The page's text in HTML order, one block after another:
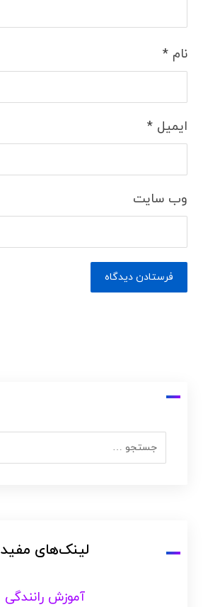
نام*
ایمیل*
وب‌ سایت
لینک‌های مفید
آموزش رانندگی